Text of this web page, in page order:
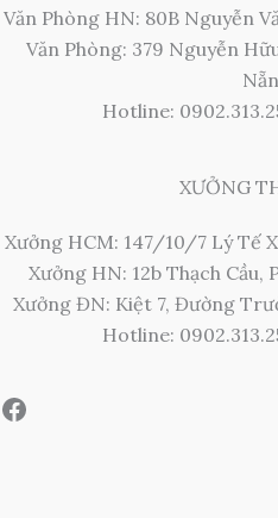
Văn Phòng HN: 80B Nguyễn
Văn Phòng: 379 Nguyễn
Hotline:
XƯỞNG
Xưởng HCM: 147/10/7 Lý Tế
Xưởng HN: 12b Thạch Cầu,
Xưởng ĐN: Kiệt 7, Đường
Hotline: